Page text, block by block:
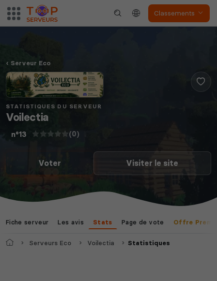
Classements
Serveur Eco
STATISTIQUES DU SERVEUR
Voilectia
n°13 (0)
Voter Visiter le site
Fiche serveur Les avis Stats Page de vote Offre
AccueilServeurs Eco Voilectia Statistiques